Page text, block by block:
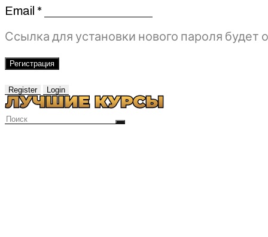
Email *Обязательно
Ссылка для установки нового пароля
Регистрация
Register Login